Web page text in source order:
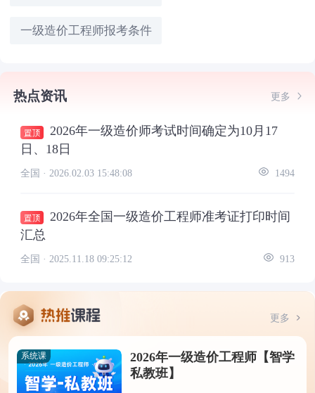
一级造价工程师报考条件
热点资讯 更多
2026年一级造价师考试时间确定为10月17
日、18日
全国 · 2026.02.03 15:48:08 1494
2026年全国一级造价工程师准考证打印时间
汇总
全国 · 2025.11.18 09:25:12 913
更多
系统课
2026年一级造价工程师【智学
私教班】